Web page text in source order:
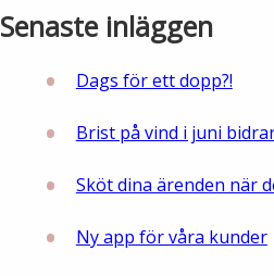
Senaste inläggen
Dags för ett dopp?!
Brist på vind i juni
Sköt dina ärenden när
Ny app för våra kunder